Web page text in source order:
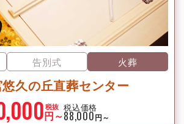
告別式 火葬
久の丘直葬センター
税抜
円～
税込価格
88,000円～